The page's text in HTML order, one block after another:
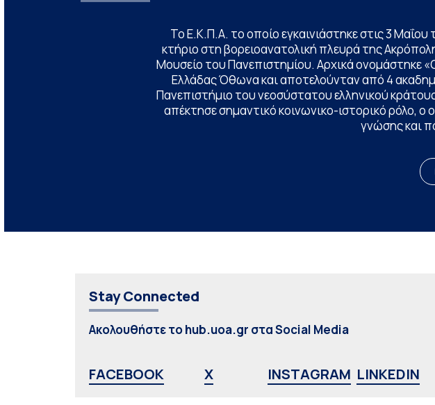
Το Ε.Κ.Π.Α. το οποίο εγκαινιάστηκε στις 3
κτήριο στη βορειοανατολική πλευρά της
Μουσείο του Πανεπιστημίου. Αρχικά ονομάστηκε
Ελλάδας Όθωνα και αποτελούνταν από 4
Πανεπιστήμιο του νεοσύστατου ελληνικού
απέκτησε σημαντικό κοινωνικο-ιστορικό ρόλο,
γνώσης και
Stay Connected
Ακολουθήστε το hub.uoa.gr στα Social Media
FACEBOOK X INSTAGRAM LINKEDIN